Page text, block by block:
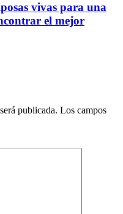
vivas para una
el mejor
publicada. Los campos